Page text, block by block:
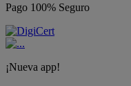
Pago 100% Seguro
¡Nueva app!